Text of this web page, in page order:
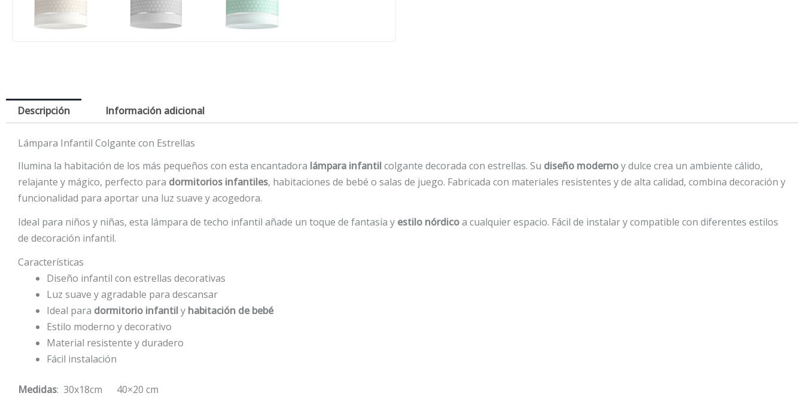
Descripción Información adicional
Lámpara Infantil Colgante con Estrellas
Ilumina la habitación de los más pequeños con esta encantadora lámpara infantilcolgante decorada con estrellas. Su diseño modernoy dulce crea un ambiente cálido,
relajante y mágico, perfecto para dormitorios infantiles, habitaciones de bebé o salas de juego. Fabricada con materiales resistentes y de alta calidad, combina decoración y
funcionalidad para aportar una luz suave y acogedora.
Ideal para niños y niñas, esta lámpara de techo infantil añade un toque de fantasía y estilo nórdicoa cualquier espacio. Fácil de instalar y compatible con diferentes estilos
de decoración infantil.
Características
Diseño infantil con estrellas decorativas
Luz suave y agradable para descansar
Ideal para dormitorio infantily habitación de bebé
Estilo moderno y decorativo
Material resistente y duradero
Fácil instalación
Medidas: 30x18cm 40×20 cm